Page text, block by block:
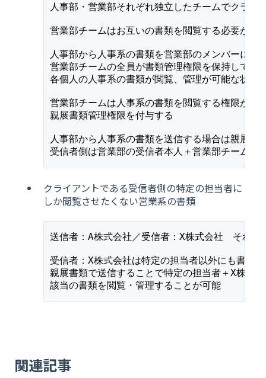
人事部・営業部それぞれ独立したチームでクラウ
営業部チームはお互いの書類を閲覧する必要があ
人事部から人事系の書類を営業部のメンバーに送
営業部チームの全員が書類管理権限を保持してい
各個人の人事系の書類が閲覧、管理が可能な状態
営業部チームは人事系の書類を閲覧する権限があ
親展書類管理権限を付与する
人事部から人事系の書類を送信する場合は親展書
受信者側は営業部の受信者本人＋営業部チームの
クライアントである受信者側の特定の担当者に
しか閲覧させたくない営業系の書類
送信者：A株式会社／受信者：X株式会社　それ
受信者：X株式会社は特定の担当者以外にも書類
親展書類で送信することで特定の担当者＋X株式
該当の書類を閲覧・管理することが可能
関連記事